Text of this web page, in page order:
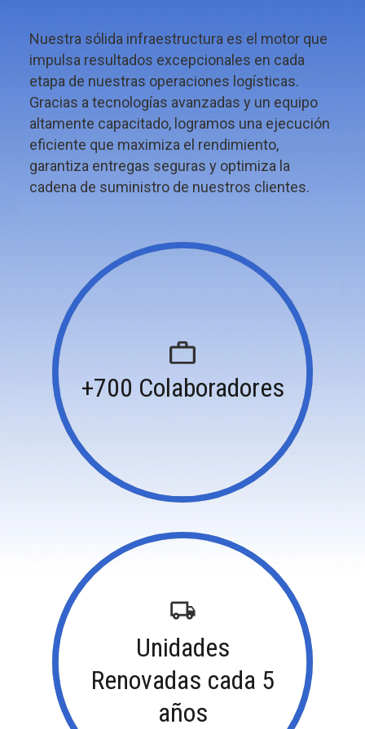
Nuestra sólida infraestructura es el motor que
impulsa resultados excepcionales en cada
etapa de nuestras operaciones logísticas.
Gracias a tecnologías avanzadas y un equipo
altamente capacitado, logramos una ejecución
eficiente que maximiza el rendimiento,
garantiza entregas seguras y optimiza la
cadena de suministro de nuestros clientes.
+700 Colaboradores
Unidades
Renovadas cada 5
años